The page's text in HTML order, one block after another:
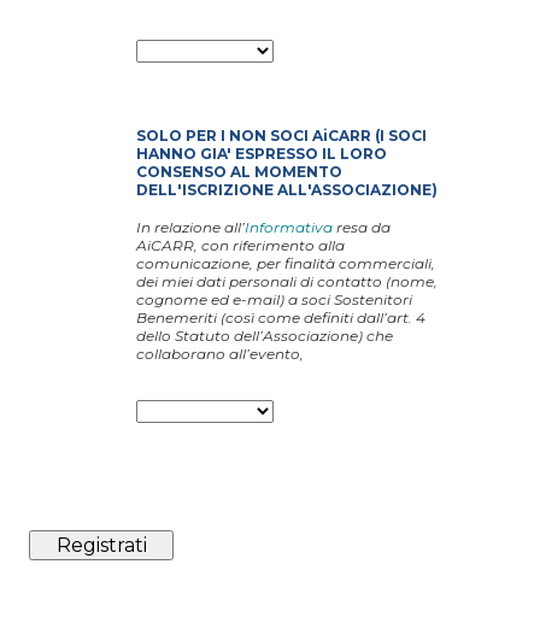
SOLO PER I NON SOCI AiCARR (I SOCI
HANNO GIA' ESPRESSO IL LORO
CONSENSO AL MOMENTO
DELL'ISCRIZIONE ALL'ASSOCIAZIONE)
In relazione all’Informativaresa da
AiCARR, con riferimento alla
comunicazione, per finalità commerciali,
dei miei dati personali di contatto (nome,
cognome ed e-mail) a soci Sostenitori
Benemeriti (così come definiti dall’art. 4
dello Statuto dell’Associazione) che
collaborano all’evento,